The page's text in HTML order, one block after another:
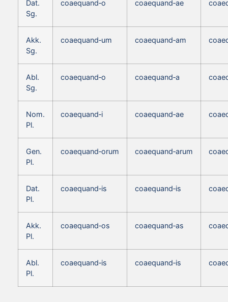
Dat.
Sg.
coaequand‑o coaequand‑ae
Akk.
Sg.
coaequand‑um coaequand‑am
Abl.
Sg.
coaequand‑o coaequand‑a
Nom.
Pl.
coaequand‑i coaequand‑ae
Gen.
Pl.
coaequand‑orum coaequand‑arum
Dat.
Pl.
coaequand‑is coaequand‑is
Akk.
Pl.
coaequand‑os coaequand‑as
Abl.
Pl.
coaequand‑is coaequand‑is